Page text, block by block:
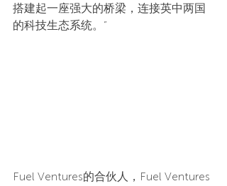
搭建起一座强大的桥梁，连接英中两国
的科技生态系统。”
Fuel Ventures的合伙人，Fuel Ventures